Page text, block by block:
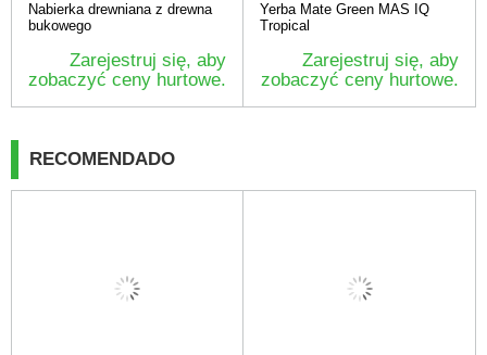
Nabierka drewniana z drewna
bukowego
Zarejestruj się, aby
zobaczyć ceny hurtowe.
Yerba Mate Green MAS IQ
Tropical
Zarejestruj się, aby
zobaczyć ceny hurtowe.
RECOMENDADO